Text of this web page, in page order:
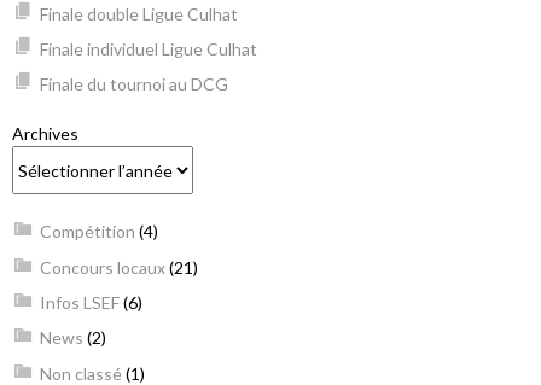
Finale double Ligue Culhat
Finale individuel Ligue Culhat
Finale du tournoi au DCG
Archives
Compétition (4)
Concours locaux(21)
Infos LSEF(6)
News (2)
Non classé (1)